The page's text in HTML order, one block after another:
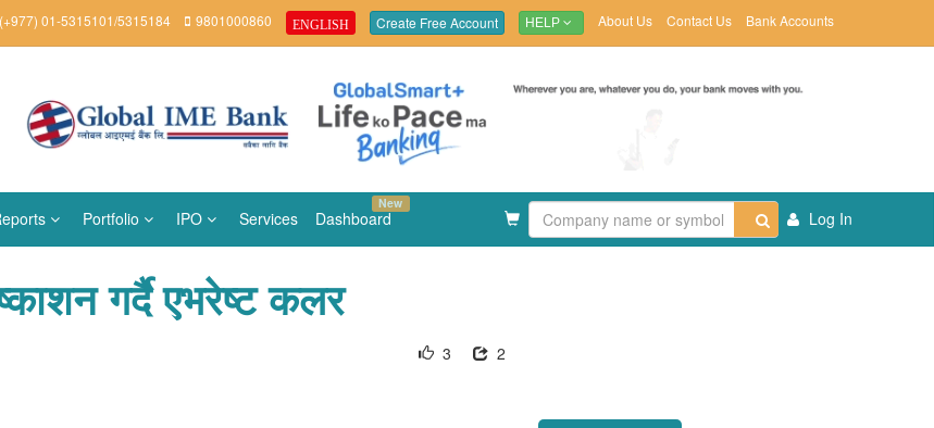
(+977) 01-5315101/5315184 9801000860 ENGLISH Create Free Account HELP About Us Contact Us Bank Accounts
Portfolio IPO Services Dashboard
New
Log In
गर्दै एभरेष्ट कलर
2
3